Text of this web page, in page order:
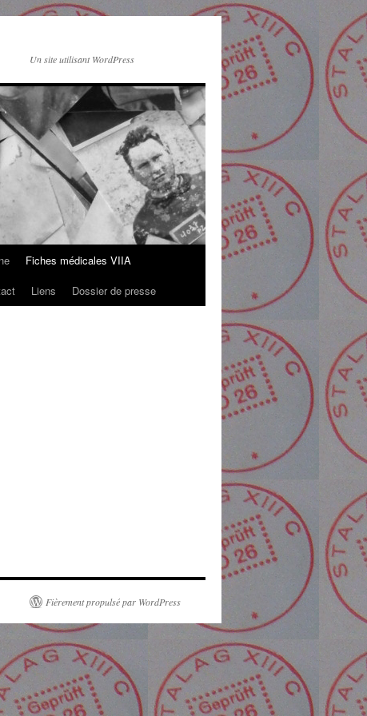
Un site utilisant WordPress
Fiches médicales VIIA
Liens Dossier de presse
Fièrement propulsé par WordPress